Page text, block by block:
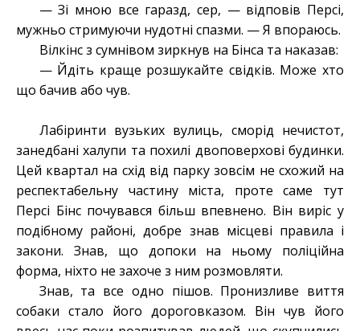
— Зі мною все гаразд, сер, — відповів Персі,
мужньо стримуючи нудотні спазми. — Я впораюсь.
Вілкінс з сумнівом зиркнув на Бінса та наказав:
— Йдіть краще розшукайте свідків. Може хто
що бачив або чув.
Лабіринти вузьких вулиць, сморід нечистот,
занедбані халупи та похилі двоповерхові будинки.
Цей квартал на схід від парку зовсім не схожий на
респектабельну частину міста, проте саме тут
Персі Бінс почувався більш впевнено. Він виріс у
подібному районі, добре знав місцеві правила і
закони. Знав, що допоки на ньому поліційна
форма, ніхто не захоче з ним розмовляти.
Знав, та все одно пішов. Пронизливе виття
собаки стало його дороговказом. Він чув його